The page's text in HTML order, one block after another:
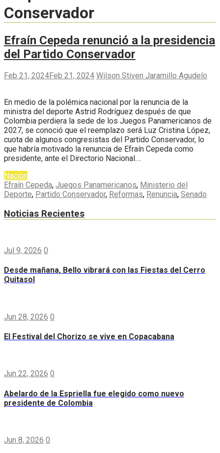
Conservador
Efraín Cepeda renunció a la presidencia
del Partido Conservador
Feb 21, 2024Feb 21, 2024 Wilson Stiven Jaramillo Agudelo
En medio de la polémica nacional por la renuncia de la
ministra del deporte Astrid Rodríguez después de que
Colombia perdiera la sede de los Juegos Panamericanos de
2027, se conoció que el reemplazo será Luz Cristina López,
cuota de algunos congresistas del Partido Conservador, lo
que habría motivado la renuncia de Efraín Cepeda como
presidente, ante el Directorio Nacional.…
Nación
Efraín Cepeda, Juegos Panamericanos, Ministerio del
Deporte, Partido Conservador, Reformas, Renuncia, Senado
Noticias Recientes
Jul 9, 2026 0
Desde mañana, Bello vibrará con las Fiestas del Cerro
Quitasol
Jun 28, 2026 0
El Festival del Chorizo se vive en Copacabana
Jun 22, 2026 0
Abelardo de la Espriella fue elegido como nuevo
presidente de Colombia
Jun 8, 2026 0